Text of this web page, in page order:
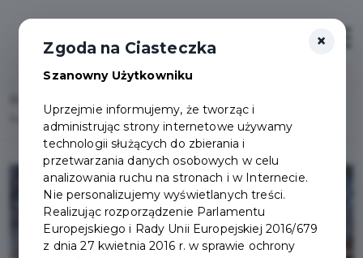
Powstanie nowy skatepark, przyjdź na spotkanie z projektantem
×
Zgoda na Ciasteczka
Szanowny Użytkowniku
Uprzejmie informujemy, że tworząc i
administrując strony internetowe używamy
technologii służących do zbierania i
przetwarzania danych osobowych w celu
analizowania ruchu na stronach i w Internecie.
Nie personalizujemy wyświetlanych treści.
Realizując rozporządzenie Parlamentu
Europejskiego i Rady Unii Europejskiej 2016/679
z dnia 27 kwietnia 2016 r. w sprawie ochrony